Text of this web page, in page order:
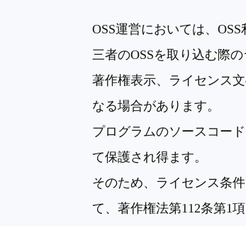
OSS運営においては、OSS
三者のOSSを取り込む際
著作権表示、ライセンス
なる場合があります。
プログラムのソースコー
て保護され得ます。
そのため、ライセンス条
て、著作権法第112条第1